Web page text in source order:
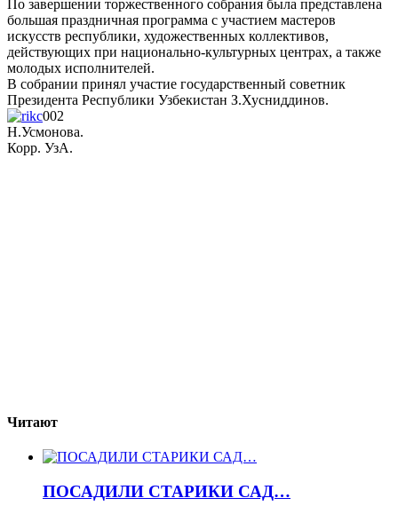
По завершении торжественного собрания была представлена
большая праздничная программа с участием мастеров
искусств республики, художественных коллективов,
действующих при национально-культурных центрах, а также
молодых исполнителей.
В собрании принял участие государственный советник
Президента Республики Узбекистан З.Хусниддинов.
002
Н.Усмонова.
Корр. УзА.
Читают
ПОСАДИЛИ СТАРИКИ САД…